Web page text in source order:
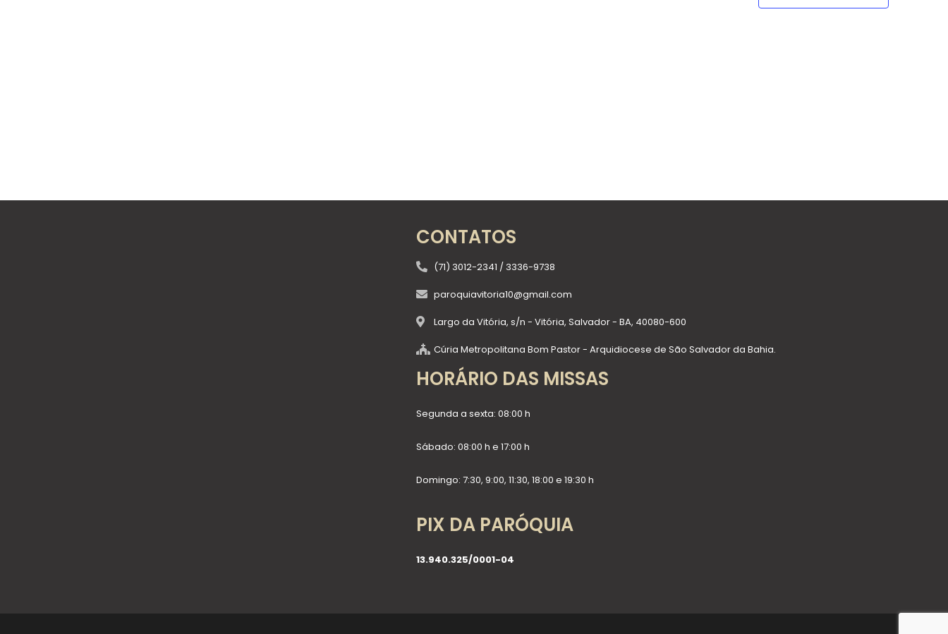
CONTATOS
(71) 3012-2341 / 3336-9738
paroquiavitoria10@gmail.com
Largo da Vitória, s/n - Vitória, Salvador - BA, 40080-600
Cúria Metropolitana Bom Pastor - Arquidiocese de São Salvador da Bahia.
HORÁRIO DAS MISSAS
Segunda a sexta: 08:00 h
Sábado: 08:00 h e 17:00 h
Domingo: 7:30, 9:00, 11:30, 18:00 e 19:30 h
PIX DA PARÓQUIA
13.940.325/0001-04